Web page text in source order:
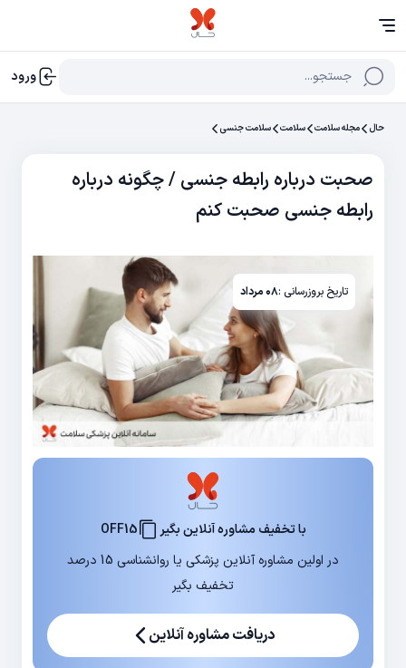
جستجو... ورود
حال مجله سلامت سلامت سلامت جنسی
صحبت درباره رابطه جنسی / چگونه درباره
رابطه جنسی صحبت کنم
تاریخ بروزرسانی :۰۸ مرداد
با تخفیف مشاوره آنلاین بگیر
OFF15
در اولین مشاوره آنلاین پزشکی یا روانشناسی 15 درصد
تخفیف بگیر
دریافت مشاوره آنلاین